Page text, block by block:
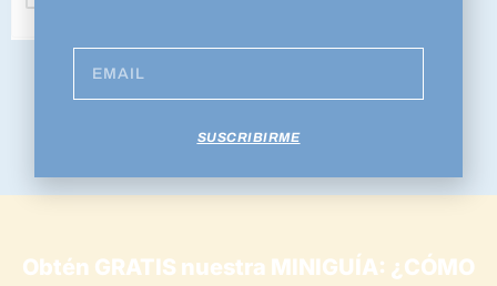
Obtén GRATIS nuestra MINIGUÍA: ¿CÓMO
SUSCRIBIRME